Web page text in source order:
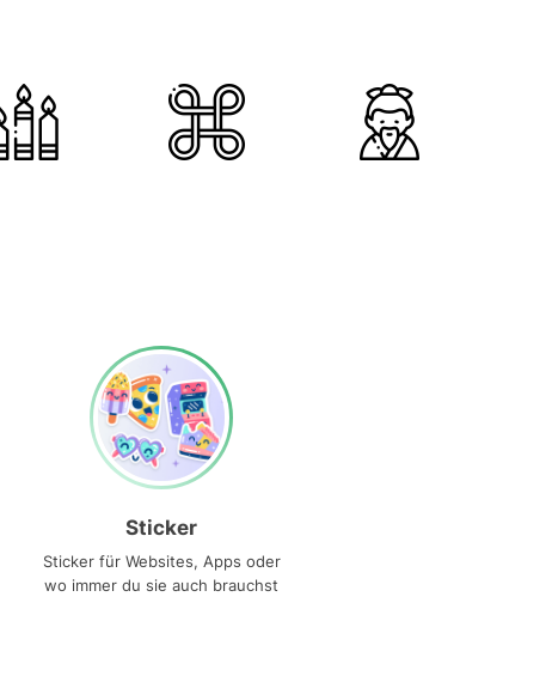
Sticker
Sticker für Websites, Apps oder
wo immer du sie auch brauchst